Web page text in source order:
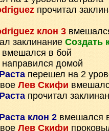
прочитал
клон 3
заклинание Создать
вмешался в бой
направился домой
перешел на 2
Лев Скифи
прочитал
клон 2 вмешался
Лев Скифи